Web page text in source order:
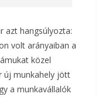
azt hangsúlyozta:
volt arányaiban a
közel
új munkahely jött
a munkavállalók